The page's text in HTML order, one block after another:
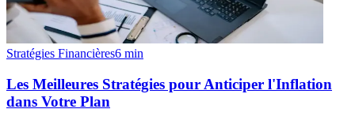
Stratégies Financières6 min
Les Meilleures Stratégies pour Anticiper l'Inflation
dans Votre Plan